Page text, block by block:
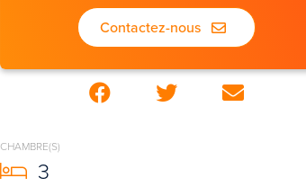
Contactez-nous
CHAMBRE(S)
3